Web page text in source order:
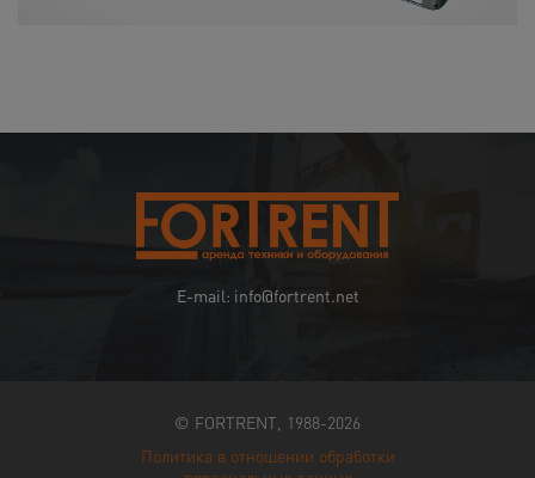
E-mail: info@fortrent.net
© FORTRENT, 1988-2026
Политика в отношении обработки